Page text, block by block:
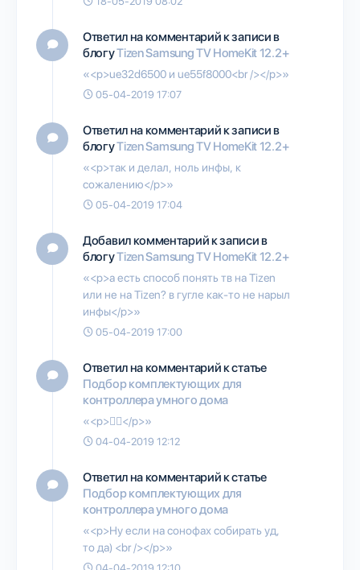
Ответил на комментарий к записи в
блогуTizen Samsung TV HomeKit 12.2+
«<p>ue32d6500 и ue55f8000<br /></p>»
05-04-2019 17:07
Ответил на комментарий к записи в
блогуTizen Samsung TV HomeKit 12.2+
«<p>так и делал, ноль инфы, к
сожалению</p>»
05-04-2019 17:04
Добавил комментарий к записи в
блогуTizen Samsung TV HomeKit 12.2+
«<p>а есть способ понять тв на Tizen
или не на Tizen? в гугле как-то не нарыл
инфы</p>»
05-04-2019 17:00
Ответил на комментарий к статье
Подбор комплектующих для
контроллера умного дома
«<p>👍🏻</p>»
04-04-2019 12:12
Ответил на комментарий к статье
Подбор комплектующих для
контроллера умного дома
«<p>Ну если на сонофах собирать уд,
то да) <br /></p>»
04-04-2019 12:10